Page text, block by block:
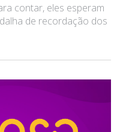
contar, eles esperam
de recordação dos